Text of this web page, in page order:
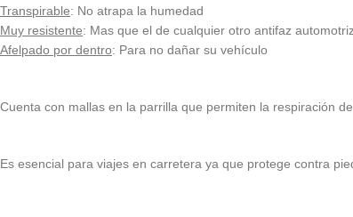
Transpirable: No atrapa la humedad
Muy resistente: Mas que el de cualquier otro antifaz automotriz
Afelpado por dentro: Para no dañar su vehículo
Cuenta con mallas en la parrilla que permiten la respiración
Es esencial para viajes en carretera ya que protege contra